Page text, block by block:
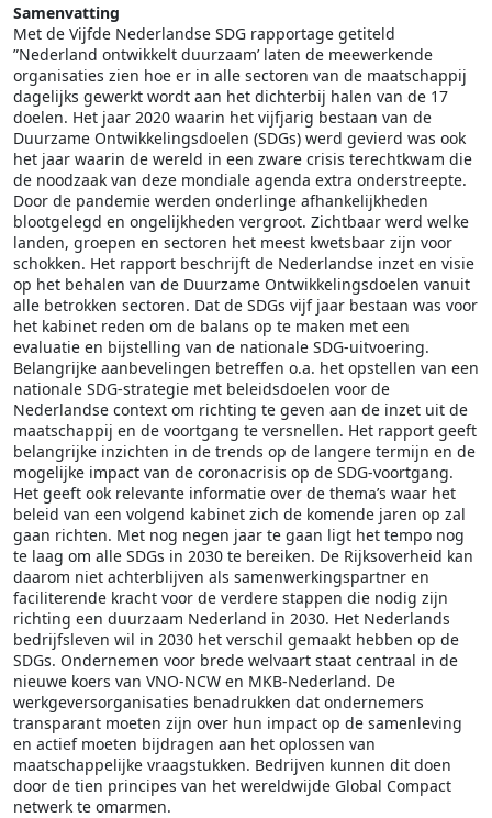
Samenvatting
Met de Vijfde Nederlandse SDG rapportage getiteld
”Nederland ontwikkelt duurzaam’ laten de meewerkende
organisaties zien hoe er in alle sectoren van de maatschappij
dagelijks gewerkt wordt aan het dichterbij halen van de 17
doelen. Het jaar 2020 waarin het vijfjarig bestaan van de
Duurzame Ontwikkelingsdoelen (SDGs) werd gevierd was ook
het jaar waarin de wereld in een zware crisis terechtkwam die
de noodzaak van deze mondiale agenda extra onderstreepte.
Door de pandemie werden onderlinge afhankelijkheden
blootgelegd en ongelijkheden vergroot. Zichtbaar werd welke
landen, groepen en sectoren het meest kwetsbaar zijn voor
schokken. Het rapport beschrijft de Nederlandse inzet en visie
op het behalen van de Duurzame Ontwikkelingsdoelen vanuit
alle betrokken sectoren. Dat de SDGs vijf jaar bestaan was voor
het kabinet reden om de balans op te maken met een
evaluatie en bijstelling van de nationale SDG-uitvoering.
Belangrijke aanbevelingen betreffen o.a. het opstellen van een
nationale SDG-strategie met beleidsdoelen voor de
Nederlandse context om richting te geven aan de inzet uit de
maatschappij en de voortgang te versnellen. Het rapport geeft
belangrijke inzichten in de trends op de langere termijn en de
mogelijke impact van de coronacrisis op de SDG-voortgang.
Het geeft ook relevante informatie over de thema’s waar het
beleid van een volgend kabinet zich de komende jaren op zal
gaan richten. Met nog negen jaar te gaan ligt het tempo nog
te laag om alle SDGs in 2030 te bereiken. De Rijksoverheid kan
daarom niet achterblijven als samenwerkingspartner en
faciliterende kracht voor de verdere stappen die nodig zijn
richting een duurzaam Nederland in 2030. Het Nederlands
bedrijfsleven wil in 2030 het verschil gemaakt hebben op de
SDGs. Ondernemen voor brede welvaart staat centraal in de
nieuwe koers van VNO-NCW en MKB-Nederland. De
werkgeversorganisaties benadrukken dat ondernemers
transparant moeten zijn over hun impact op de samenleving
en actief moeten bijdragen aan het oplossen van
maatschappelijke vraagstukken. Bedrijven kunnen dit doen
door de tien principes van het wereldwijde Global Compact
netwerk te omarmen.